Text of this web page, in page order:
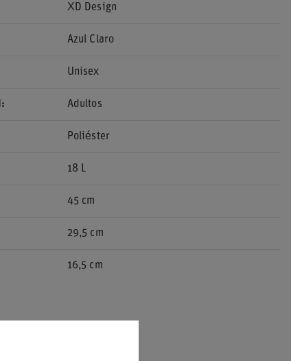
XD Design
Azul Claro
Unisex
Adultos
Poliéster
18 L
45 cm
29,5 cm
16,5 cm